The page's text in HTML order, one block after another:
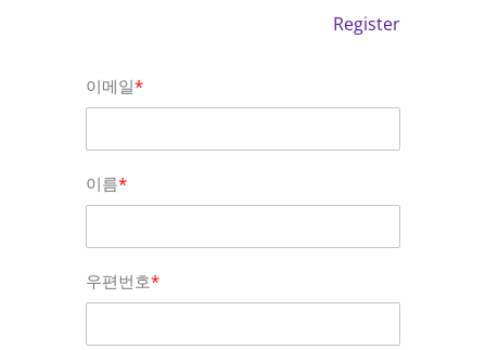
Register
이메일*
이름*
우편번호*